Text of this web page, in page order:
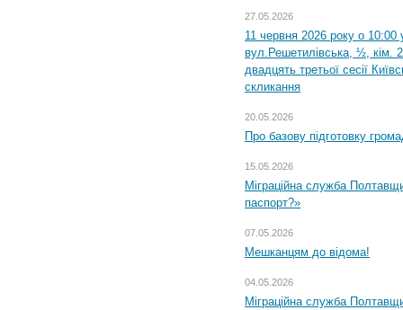
27.05.2026
11 червня 2026 року о 10:00
вул.Решетилівська, ½, кім.
двадцять третьої сесії
скликання
20.05.2026
Про базову підготовку
15.05.2026
Міграційна служба
паспорт?»
07.05.2026
Мешканцям до відома!
04.05.2026
Міграційна служба